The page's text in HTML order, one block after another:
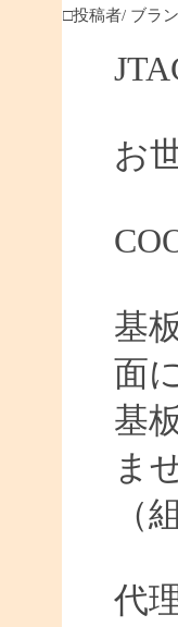
□投稿者/ ブラ
お
基
面
基
ま
（
代